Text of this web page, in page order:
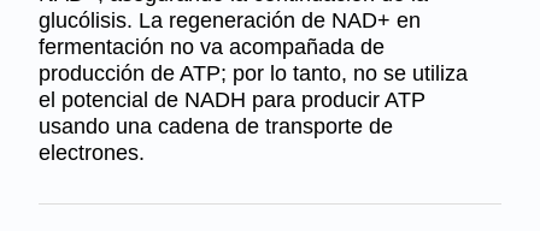
glucólisis. La regeneración de NAD+ en
fermentación no va acompañada de
producción de ATP; por lo tanto, no se utiliza
el potencial de NADH para producir ATP
usando una cadena de transporte de
electrones.